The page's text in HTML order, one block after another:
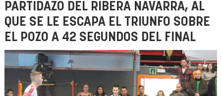
PARTIDAZO DEL RIBERA NAVARRA, AL
QUE SE LE ESCAPA EL TRIUNFO SOBRE
EL POZO A 42 SEGUNDOS DEL FINAL